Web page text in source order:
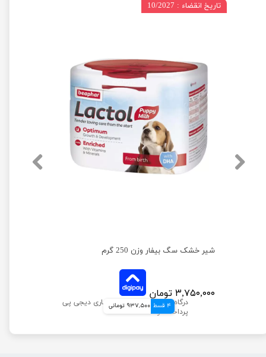
شیر خشک سگ بیفار وزن 250 گرم
۳,۷۵۰,۰۰۰ تومان
4 قسط 937,500 تومانی
تاریخ انقضاء : 10/2027